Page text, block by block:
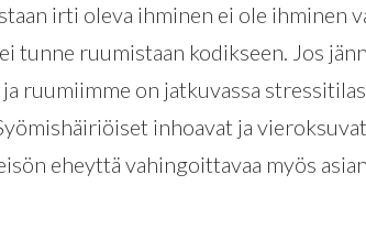
irti oleva ihminen ei ole ihminen
tunne ruumistaan kodikseen. Jos
ruumiimme on jatkuvassa
inhoavat ja
eheyttä vahingoittavaa myös